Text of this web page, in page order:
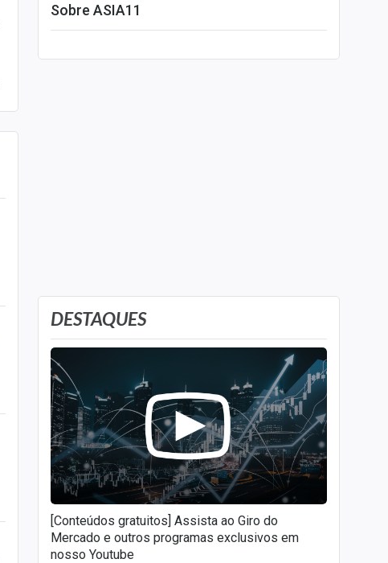
Sobre ASIA11
Leia mais
DESTAQUES
[Conteúdos gratuitos] Assista ao Giro do
Mercado e outros programas exclusivos em
nosso Youtube